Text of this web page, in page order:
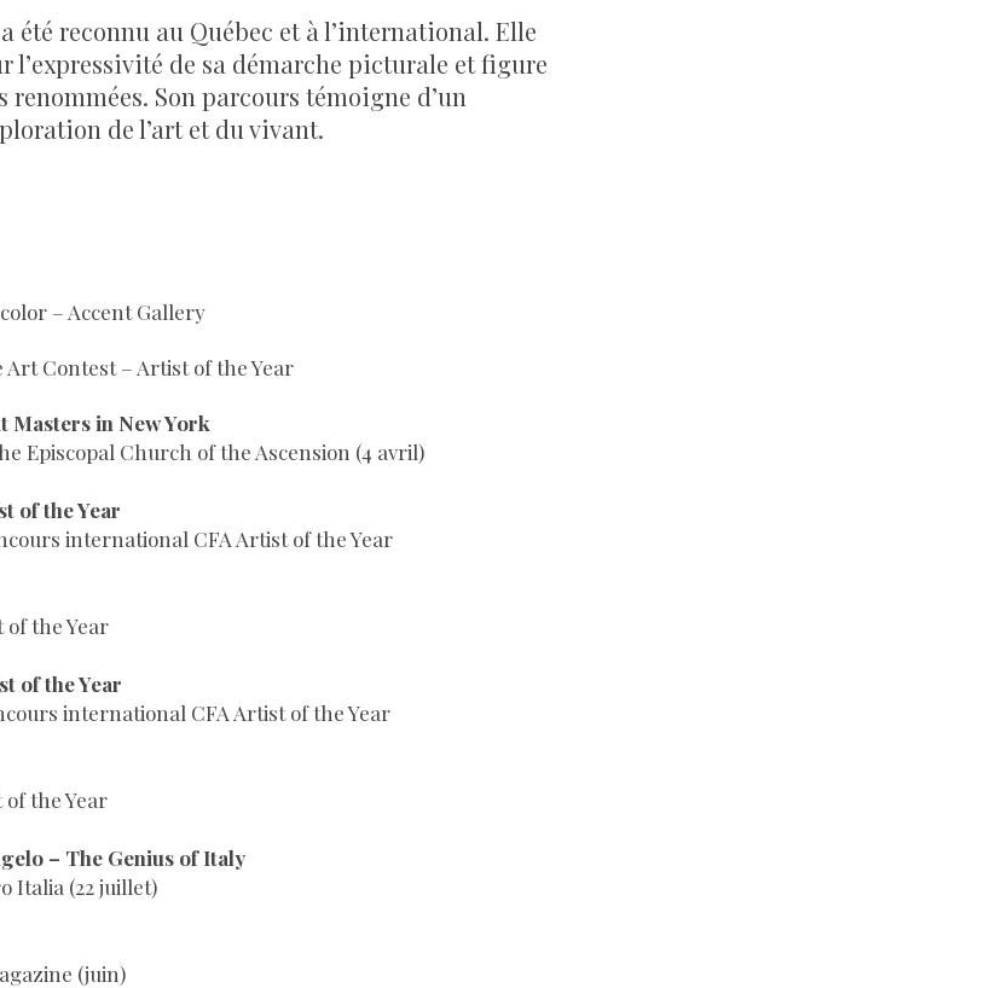
été reconnu au Québec et à l’international. Elle
de sa démarche picturale et figure
Son parcours témoigne d’un
de l’art et du vivant.
– Accent Gallery
Contest – Artist of the Year
Masters in New York
Episcopal Church of the Ascension (4 avril)
of the Year
international CFA Artist of the Year
the Year
of the Year
international CFA Artist of the Year
the Year
– The Genius of Italy
Italia (22 juillet)
(juin)